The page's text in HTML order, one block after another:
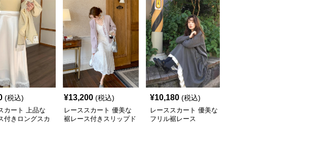
(税込)
カート 上品な
付きロングスカ
¥13,200 (税込)
レーススカート 優美な
裾レース付きスリップド
¥10,180 (税込)
レーススカート 優美な
フリル裾レース